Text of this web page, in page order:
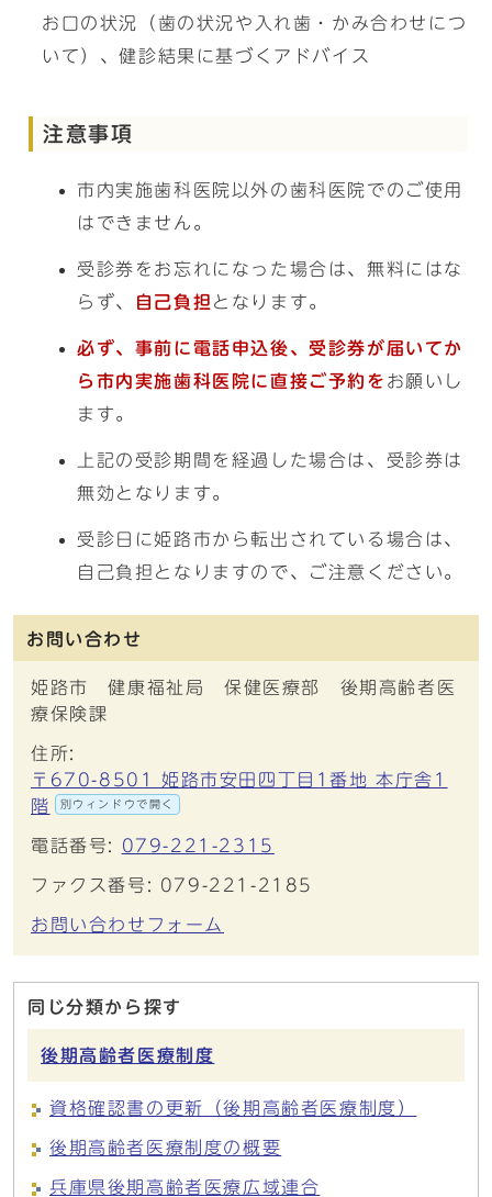
お口の状況（歯の状況や入れ歯・かみ合わせにつ
いて）、健診結果に基づくアドバイス
注意事項
市内実施歯科医院以外の歯科医院でのご使用
はできません。
受診券をお忘れになった場合は、無料にはな
らず、
自己負担 となります。
必ず、事前に電話申込後、受診券が届いてか
ら市内実施歯科医院に直接ご予約を お願いし
ます。
上記の受診期間を経過した場合は、受診券は
無効となります。
受診日に姫路市から転出されている場合は、
自己負担となりますので、ご注意ください。
お問い合わせ
姫路市 健康福祉局 保健医療部 後期高齢者医
療保険課
住所:
〒670-8501 姫路市安田四丁目1番地 本庁舎1
階
別ウィンドウで開く
電話番号: 079-221-2315
ファクス番号: 079-221-2185
お問い合わせフォーム
同じ分類から探す
後期高齢者医療制度
資格確認書の更新（後期高齢者医療制度）
後期高齢者医療制度の概要
兵庫県後期高齢者医療広域連合